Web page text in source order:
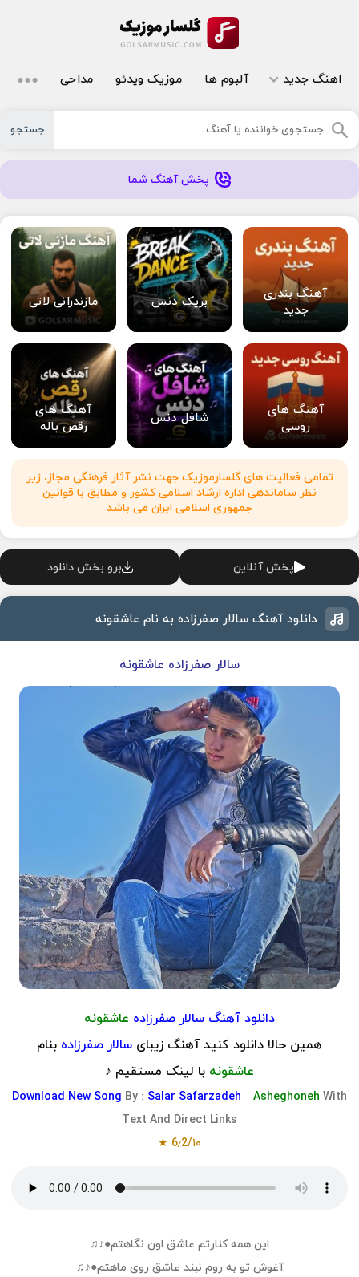
اهنگ جدید آلبوم ها موزیک ویدئو مداحی
جستجو
پخش آهنگ شما
آهنگ بندری
جدید
بریک دنس مازندرانی لاتی
آهنگ های
روسی
شافل دنس
آهنگ های
رقص باله
تمامی فعالیت های گلسارموزیک جهت نشر آثار فرهنگی مجاز، زیر
نظر ساماندهی اداره ارشاد اسلامی کشور و مطابق با قوانین
جمهوری اسلامی ایران می باشد
پخش آنلاین برو بخش دانلود
دانلود آهنگ سالار صفرزاده به نام عاشقونه
سالار صفرزاده عاشقونه
دانلود آهنگ سالار صفرزاده عاشقونه
همین حالا دانلود کنید آهنگ زیبای سالار صفرزاده بنام
عاشقونه با لینک مستقیم ♪
Download New Song By : Salar Safarzadeh – Asheghoneh With
Text And Direct Links
6٫2/۱۰ ★
این همه کنارتم عاشق اون نگاهتم●♪♫
آغوش تو به روم نبند عاشق روی ماهتم●♪♫